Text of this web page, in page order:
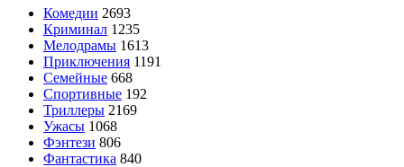
Комедии 2693
Криминал 1235
Мелодрамы 1613
Приключения 1191
Семейные 668
Спортивные 192
Триллеры 2169
Ужасы 1068
Фэнтези 806
Фантастика 840